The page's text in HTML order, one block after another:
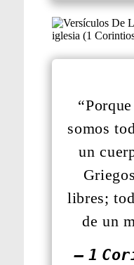
somos
un
libres;
de un
— 1